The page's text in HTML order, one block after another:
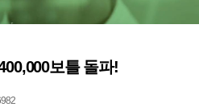
보틀 돌파!